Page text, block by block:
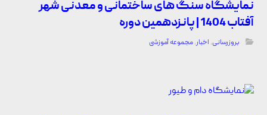
نمایشگاه سنگ های ساختمانی و معدنی شهر
آفتاب 1404 | پانزدهمین دوره
بروزرسانی, اخبار,مجموعه آموزشی